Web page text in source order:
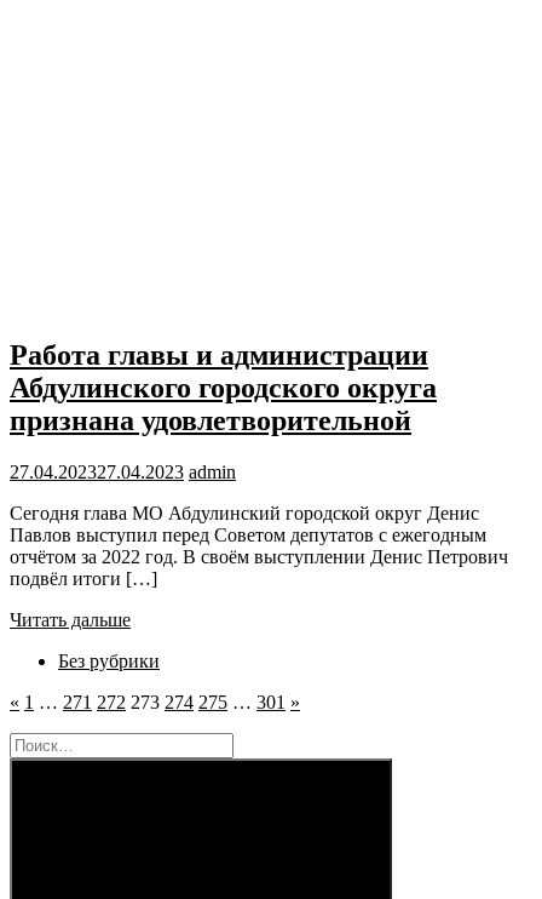
Работа главы и администрации
Абдулинского городского округа
признана удовлетворительной
27.04.202327.04.2023 admin
Сегодня глава МО Абдулинский городской округ Денис
Павлов выступил перед Советом депутатов с ежегодным
отчётом за 2022 год. В своём выступлении Денис Петрович
подвёл итоги […]
Читать дальше
Без рубрики
Пагинация
записей
« Предыдущие
1 … 271 272 273 274 275 … 301 Следующие
»
Найти: